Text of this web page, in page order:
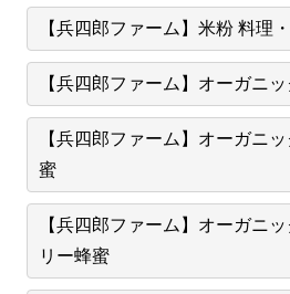
【兵四郎ファーム】米粉 料理
【兵四郎ファーム】オーガニ
【兵四郎ファーム】オーガニ
蜜
【兵四郎ファーム】オーガニ
リー蜂蜜